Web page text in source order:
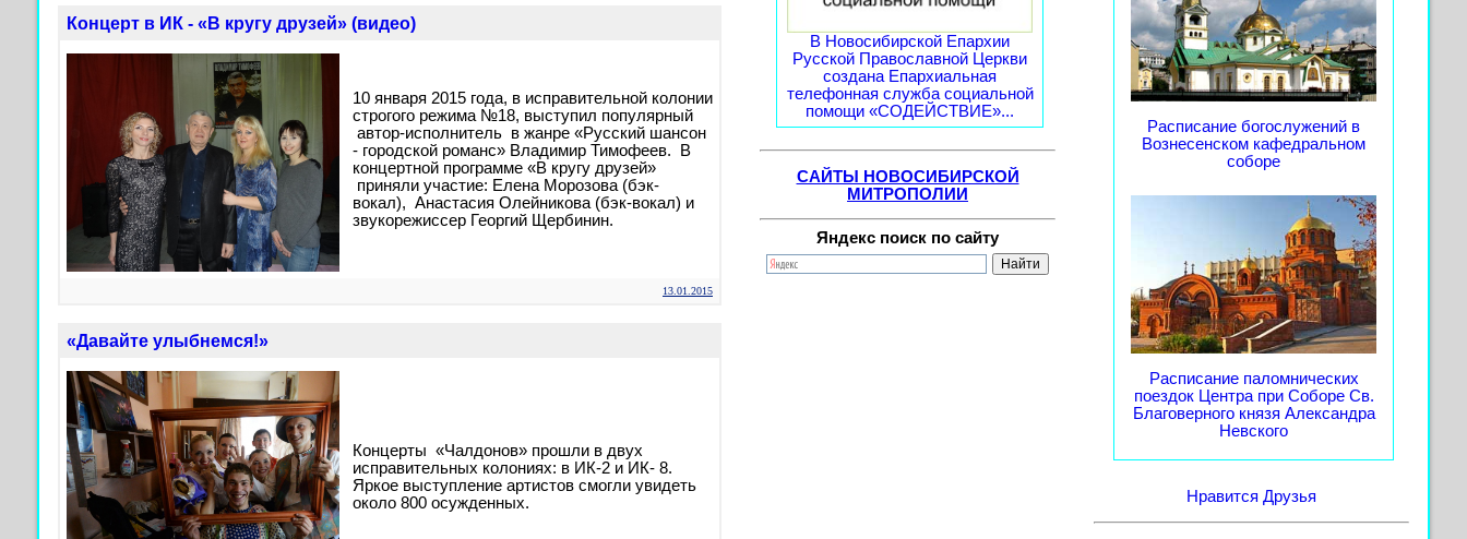
Концерт в ИК - «В кругу друзей» (видео)
10 января 2015 года, в исправительной колонии
строгого режима №18, выступил популярный
автор-исполнитель в жанре «Русский шансон
- городской романс» Владимир Тимофеев. В
концертной программе «В кругу друзей»
приняли участие: Елена Морозова (бэк-
вокал), Анастасия Олейникова (бэк-вокал) и
звукорежиссер Георгий Щербинин.
13.01.2015
«Давайте улыбнемся!»
Концерты «Чалдонов» прошли в двух
исправительных колониях: в ИК-2 и ИК- 8.
Яркое выступление артистов смогли увидеть
около 800 осужденных.
В Новосибирской Епархии
Русской Православной Церкви
создана Епархиальная
телефонная служба социальной
помощи «СОДЕЙСТВИЕ»...
САЙТЫ НОВОСИБИРСКОЙ
МИТРОПОЛИИ
Яндекс поиск по сайту
Расписание богослужений в
Вознесенском кафедральном
соборе
Расписание паломнических
поездок Центра при Соборе Св.
Благоверного князя Александра
Невского
Нравится Друзья